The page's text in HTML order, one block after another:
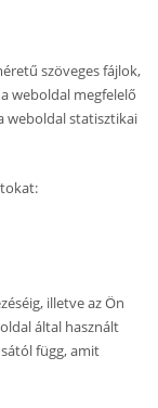
szöveges fájlok,
weboldal megfelelő
weboldal statisztikai
illetve az Ön
által használt
függ, amit